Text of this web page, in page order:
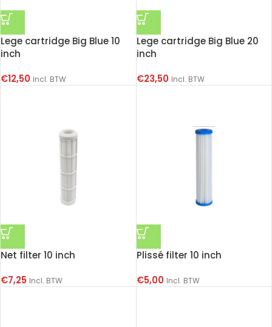
Lege cartridge Big Blue 10
inch
€12,50 Incl. BTW
Lege cartridge Big Blue 20
inch
€23,50 Incl. BTW
Net filter 10 inch
€7,25 Incl. BTW
Plissé filter 10 inch
€5,00 Incl. BTW